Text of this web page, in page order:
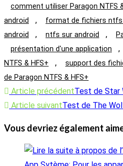
comment utiliser Paragon NTFS
android
, format de fichiers ntfs
android
, ntfs sur android ,
présentation d'une application ,
NTFS & HFS+
, support des
de Paragon NTFS & HFS+
Read
more
Article précédentTest de Star
Article suivantTest de The
Vous devriez également